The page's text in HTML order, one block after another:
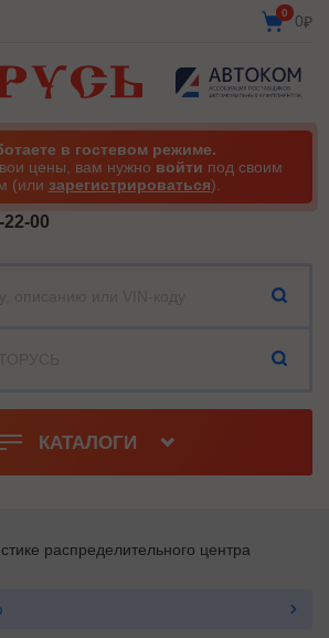
0 0₽
в гостевом режиме.
цены, вам нужно войти под своим
(или зарегистрироваться).
22-00
КАТАЛОГИ
распределительного центра